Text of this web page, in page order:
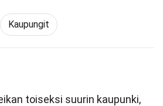
Kaupungit
toiseksi suurin kaupunki,